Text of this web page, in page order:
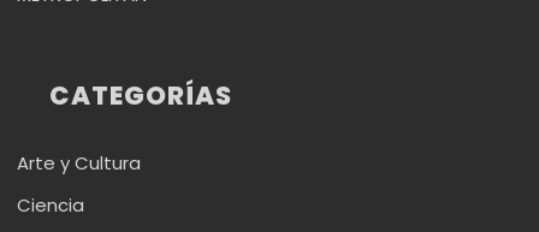
CATEGORÍAS
Arte y Cultura
Ciencia